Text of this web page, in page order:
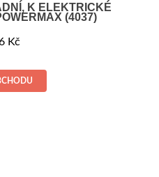
K ELEKTRICKÉ
(4037)
Kč